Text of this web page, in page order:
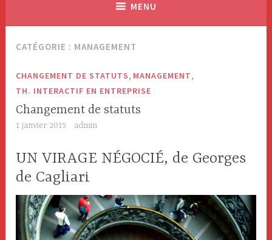
MENU
CATÉGORIE : MANAGEMENT
CHANGEMENT DE STATUTS MANAGEMENT
TH. INTERACTIF EN ENTREPRISE
Changement de statuts
1 janvier 2015 admin
UN VIRAGE NÉGOCIÉ, de Georges
de Cagliari